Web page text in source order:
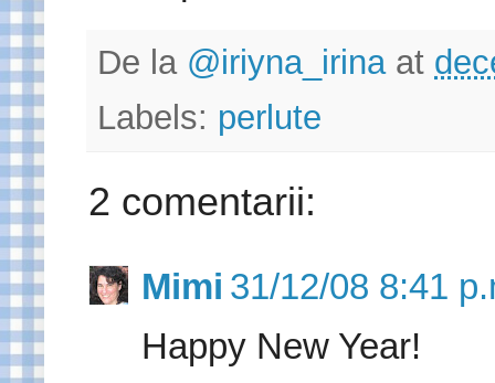
De la @iriyna_irina at
Labels: perlute
2 comentarii:
Mimi 31/12/08 8:41
Happy New Year!